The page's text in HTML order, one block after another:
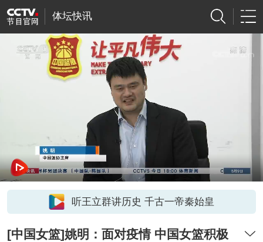
体坛快讯
听王立群讲历史 千古一帝秦始皇
[中国女篮]姚明：面对疫情 中国女篮积极